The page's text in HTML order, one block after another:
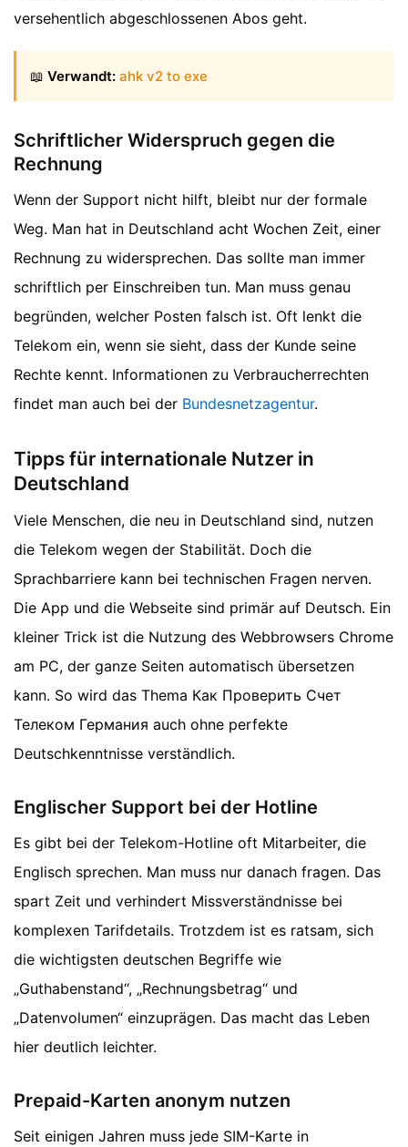
versehentlich abgeschlossenen Abos geht.
📖 Verwandt: ahk v2 to exe
Schriftlicher Widerspruch gegen die
Rechnung
Wenn der Support nicht hilft, bleibt nur der formale
Weg. Man hat in Deutschland acht Wochen Zeit, einer
Rechnung zu widersprechen. Das sollte man immer
schriftlich per Einschreiben tun. Man muss genau
begründen, welcher Posten falsch ist. Oft lenkt die
Telekom ein, wenn sie sieht, dass der Kunde seine
Rechte kennt. Informationen zu Verbraucherrechten
findet man auch bei der Bundesnetzagentur.
Tipps für internationale Nutzer in
Deutschland
Viele Menschen, die neu in Deutschland sind, nutzen
die Telekom wegen der Stabilität. Doch die
Sprachbarriere kann bei technischen Fragen nerven.
Die App und die Webseite sind primär auf Deutsch. Ein
kleiner Trick ist die Nutzung des Webbrowsers Chrome
am PC, der ganze Seiten automatisch übersetzen
kann. So wird das Thema Как Проверить Счет
Телеком Германия auch ohne perfekte
Deutschkenntnisse verständlich.
Englischer Support bei der Hotline
Es gibt bei der Telekom-Hotline oft Mitarbeiter, die
Englisch sprechen. Man muss nur danach fragen. Das
spart Zeit und verhindert Missverständnisse bei
komplexen Tarifdetails. Trotzdem ist es ratsam, sich
die wichtigsten deutschen Begriffe wie
„Guthabenstand“, „Rechnungsbetrag“ und
„Datenvolumen“ einzuprägen. Das macht das Leben
hier deutlich leichter.
Prepaid-Karten anonym nutzen
Seit einigen Jahren muss jede SIM-Karte in